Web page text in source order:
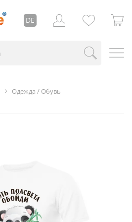
DE
Одежда / Обувь